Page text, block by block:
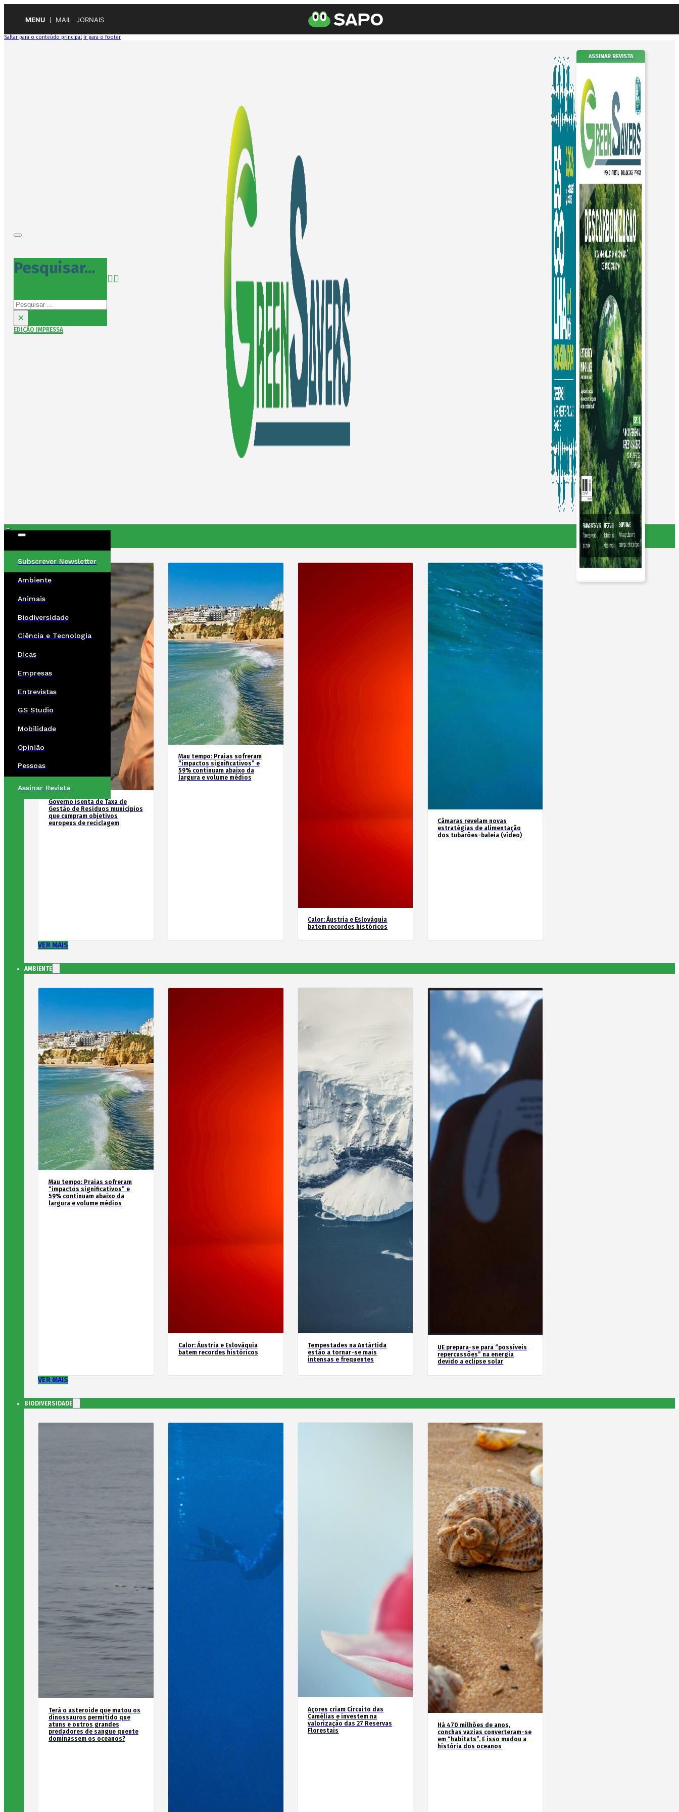
MENU MAIL JORNAIS
Saltar para o conteúdo principal Ir para o footer
Pesquisar...
Pesquisar
×
EDIÇÃO IMPRESSA
ASSINAR REVISTA
Subscrever Newsletter
Ambiente
Animais
Biodiversidade
Ciência e Tecnologia
Dicas
Empresas
Entrevistas
GS Studio
Mobilidade
Opinião
Pessoas
Assinar Revista
Governo isenta de Taxa de
Gestão de Resíduos municípios
que cumpram objetivos
europeus de reciclagem
Mau tempo: Praias sofreram
“impactos significativos” e
59% continuam abaixo da
largura e volume médios
Calor: Áustria e Eslováquia
batem recordes históricos
Câmaras revelam novas
estratégias de alimentação
dos tubarões-baleia (vídeo)
VER MAIS
AMBIENTE
Mau tempo: Praias sofreram
“impactos significativos” e
59% continuam abaixo da
largura e volume médios
Calor: Áustria e Eslováquia
batem recordes históricos
Tempestades na Antártida
estão a tornar-se mais
intensas e frequentes
UE prepara-se para “possíveis
repercussões” na energia
devido a eclipse solar
VER MAIS
BIODIVERSIDADE
Terá o asteroide que matou os
dinossauros permitido que
atuns e outros grandes
predadores de sangue quente
dominassem os oceanos?
Açores criam Circuito das
Camélias e investem na
valorização das 27 Reservas
Florestais
Há 470 milhões de anos,
conchas vazias converteram-se
em “habitats”. E isso mudou a
história dos oceanos